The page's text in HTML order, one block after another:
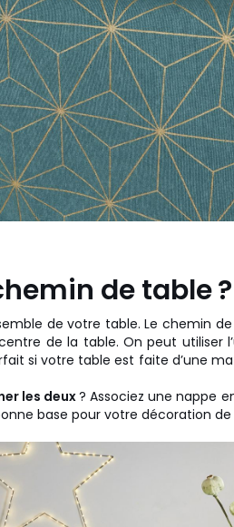
de table ?
de votre table. Le chemin
de la table. On peut utiliser
si votre table est faite d’une
les deux? Associez une nappe
base pour votre décoration de